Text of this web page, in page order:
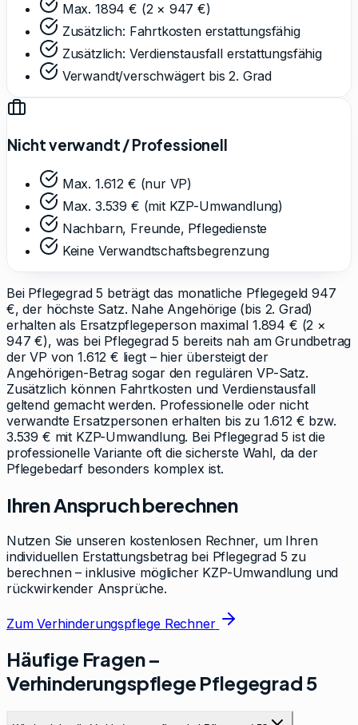
Max. 1894 € (2 × 947 €)
Zusätzlich: Fahrtkosten erstattungsfähig
Zusätzlich: Verdienstausfall erstattungsfähig
Verwandt/verschwägert bis 2. Grad
Nicht verwandt / Professionell
Max. 1.612 € (nur VP)
Max. 3.539 € (mit KZP-Umwandlung)
Nachbarn, Freunde, Pflegedienste
Keine Verwandtschaftsbegrenzung
Bei Pflegegrad 5 beträgt das monatliche Pflegegeld 947
€, der höchste Satz. Nahe Angehörige (bis 2. Grad)
erhalten als Ersatzpflegeperson maximal 1.894 € (2 ×
947 €), was bei Pflegegrad 5 bereits nah am Grundbetrag
der VP von 1.612 € liegt – hier übersteigt der
Angehörigen-Betrag sogar den regulären VP-Satz.
Zusätzlich können Fahrtkosten und Verdienstausfall
geltend gemacht werden. Professionelle oder nicht
verwandte Ersatzpersonen erhalten bis zu 1.612 € bzw.
3.539 € mit KZP-Umwandlung. Bei Pflegegrad 5 ist die
professionelle Variante oft die sicherste Wahl, da der
Pflegebedarf besonders komplex ist.
Ihren Anspruch berechnen
Nutzen Sie unseren kostenlosen Rechner, um Ihren
individuellen Erstattungsbetrag bei Pflegegrad 5 zu
berechnen – inklusive möglicher KZP-Umwandlung und
rückwirkender Ansprüche.
Zum Verhinderungspflege Rechner
Häufige Fragen –
Verhinderungspflege Pflegegrad 5